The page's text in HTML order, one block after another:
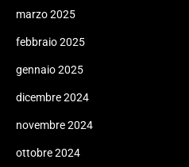
marzo 2025
febbraio 2025
gennaio 2025
dicembre 2024
novembre 2024
ottobre 2024